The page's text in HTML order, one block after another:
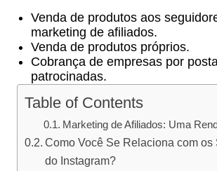
Venda de produtos aos
marketing de afiliados.
Venda de produtos próprios.
Cobrança de empresas por
patrocinadas.
Table of Contents
Marketing de Afiliados: Uma
Como Você Se Relaciona com os
do Instagram?